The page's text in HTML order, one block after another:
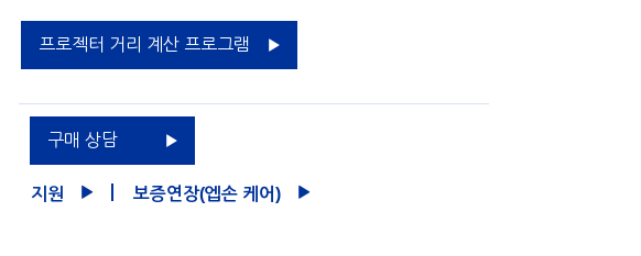
프로젝터 거리 계산 프로그램
구매 상담
지원 보증연장(엡손 케어)